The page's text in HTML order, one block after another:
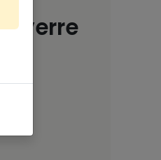
- verre